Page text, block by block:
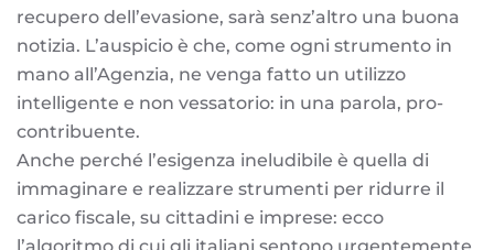
recupero dell’evasione, sarà senz’altro una buona
notizia. L’auspicio è che, come ogni strumento in
mano all’Agenzia, ne venga fatto un utilizzo
intelligente e non vessatorio: in una parola, pro-
contribuente.
Anche perché l’esigenza ineludibile è quella di
immaginare e realizzare strumenti per ridurre il
carico fiscale, su cittadini e imprese: ecco